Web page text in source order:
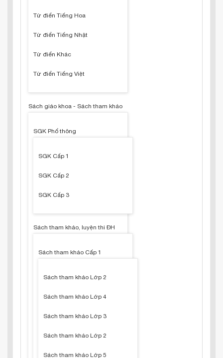
Từ điển Tiếng Hoa
Từ điển Tiếng Nhật
Từ điển Khác
Từ điển Tiếng Việt
Sách giáo khoa - Sách tham khảo
SGK Phổ thông
SGK Cấp 1
SGK Cấp 2
SGK Cấp 3
Sách tham khảo, luyện thi ĐH
Sách tham khảo Cấp 1
Sách tham khảo Lớp 2
Sách tham khảo Lớp 4
Sách tham khảo Lớp 3
Sách tham khảo Lớp 2
Sách tham khảo Lớp 5